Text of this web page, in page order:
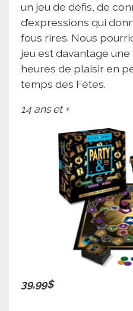
un jeu de défis, de
d’expressions qui
fous rires. Nous
jeu est davantage une
heures de plaisir en
temps des Fêtes.
14 ans et +
39,99$